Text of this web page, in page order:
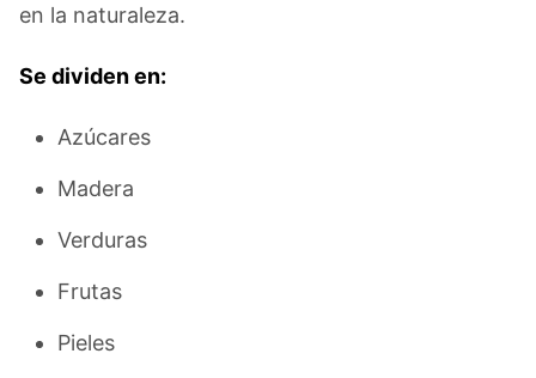
en la naturaleza.
Se dividen en:
Azúcares
Madera
Verduras
Frutas
Pieles